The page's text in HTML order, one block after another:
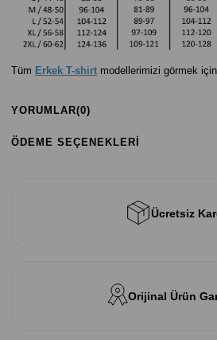
Tüm Erkek T-shirt modellerimizi görmek için
YORUMLAR(0)
ÖDEME SEÇENEKLERI
Ücretsiz
Orijinal Ürün